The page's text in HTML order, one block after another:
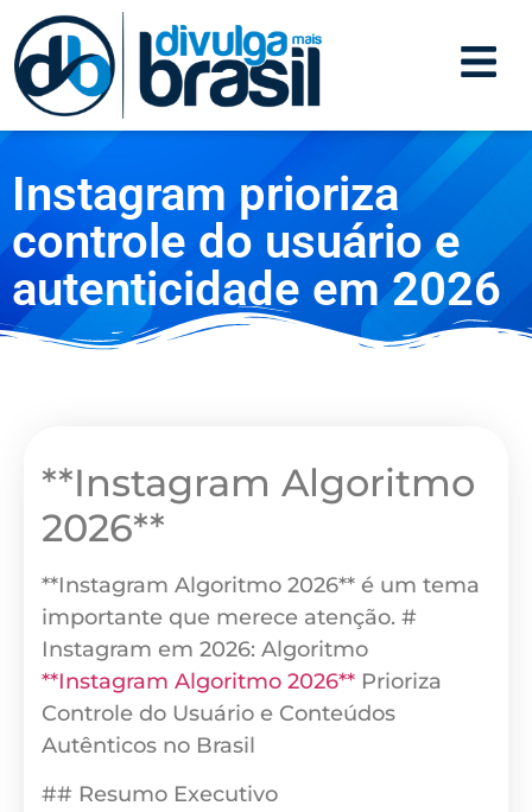
Instagram prioriza
controle do usuário e
autenticidade em 2026
**Instagram Algoritmo
2026**
**Instagram Algoritmo 2026** é um tema
importante que merece atenção. #
Instagram em 2026: Algoritmo
**Instagram Algoritmo 2026** Prioriza
Controle do Usuário e Conteúdos
Autênticos no Brasil
## Resumo Executivo